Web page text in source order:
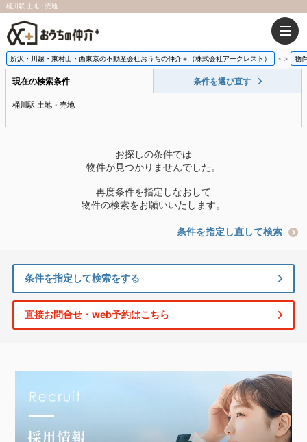
桶川駅 土地・売地
所沢・川越・東村山・西東京の不動産会社おうちの仲介＋（株式会社アークレスト） > 物
現在の検索条件 条件を選び直す
桶川駅 土地・売地
お探しの条件では
物件が見つかりませんでした。
再度条件を指定しなおして
物件の検索をお願いいたします。
条件を指定し直して検索
条件を指定して検索をする
直接お問合せ・web予約はこちら